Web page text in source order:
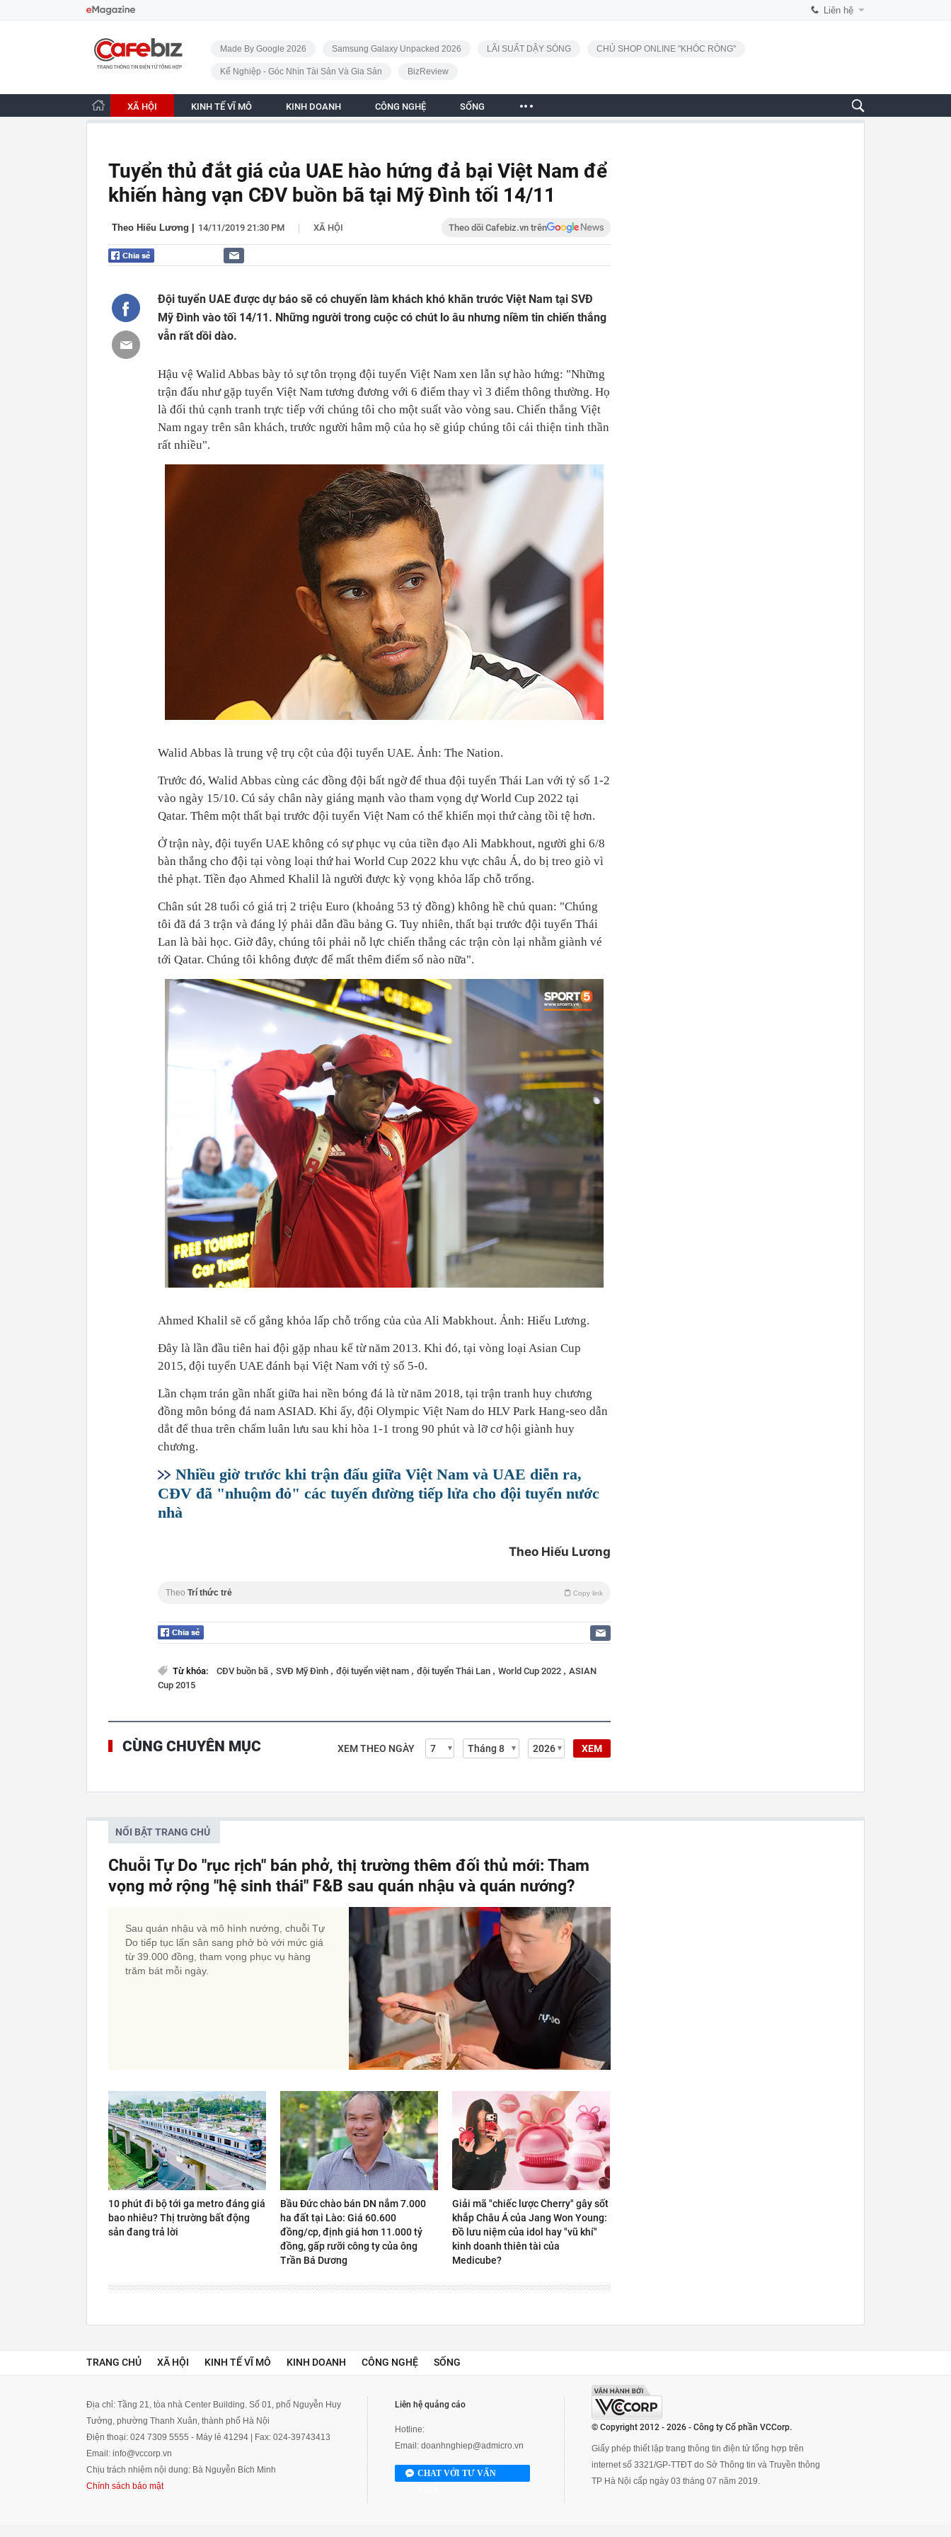
Liên hệ
CafeBiz - Trang chủ
Made By Google 2026 Samsung Galaxy Unpacked 2026 LÃI SUẤT DẬY SÓNG CHỦ SHOP ONLINE "KHÓC RÒNG"
Kế Nghiệp - Góc Nhìn Tài Sản Và Gia Sản BizReview
XÃ HỘI KINH TẾ VĨ MÔ KINH DOANH CÔNG NGHỆ SỐNG
Tuyển thủ đắt giá của UAE hào hứng đả bại Việt Nam để
khiến hàng vạn CĐV buồn bã tại Mỹ Đình tối 14/11
Theo Hiếu Lương 14/11/2019 21:30 PM | XÃ HỘI Theo dõi Cafebiz.vn trên
Đội tuyển UAE được dự báo sẽ có chuyến làm khách khó khăn trước Việt Nam tại SVĐ
Mỹ Đình vào tối 14/11. Những người trong cuộc có chút lo âu nhưng niềm tin chiến thắng
vẫn rất dồi dào.
Hậu vệ Walid Abbas bày tỏ sự tôn trọng đội tuyển Việt Nam xen lẫn sự hào hứng: "Những
trận đấu như gặp tuyển Việt Nam tương đương với 6 điểm thay vì 3 điểm thông thường. Họ
là đối thủ cạnh tranh trực tiếp với chúng tôi cho một suất vào vòng sau. Chiến thắng Việt
Nam ngay trên sân khách, trước người hâm mộ của họ sẽ giúp chúng tôi cải thiện tinh thần
rất nhiều".
Walid Abbas là trung vệ trụ cột của đội tuyển UAE. Ảnh: The Nation.
Trước đó, Walid Abbas cùng các đồng đội bất ngờ để thua đội tuyển Thái Lan với tỷ số 1-2
vào ngày 15/10. Cú sảy chân này giáng mạnh vào tham vọng dự World Cup 2022 tại
Qatar. Thêm một thất bại trước đội tuyển Việt Nam có thể khiến mọi thứ càng tồi tệ hơn.
Ở trận này, đội tuyển UAE không có sự phục vụ của tiền đạo Ali Mabkhout, người ghi 6/8
bàn thắng cho đội tại vòng loại thứ hai World Cup 2022 khu vực châu Á, do bị treo giò vì
thẻ phạt. Tiền đạo Ahmed Khalil là người được kỳ vọng khỏa lấp chỗ trống.
Chân sút 28 tuổi có giá trị 2 triệu Euro (khoảng 53 tỷ đồng) không hề chủ quan: "Chúng
tôi đã đá 3 trận và đáng lý phải dẫn đầu bảng G. Tuy nhiên, thất bại trước đội tuyển Thái
Lan là bài học. Giờ đây, chúng tôi phải nỗ lực chiến thắng các trận còn lại nhằm giành vé
tới Qatar. Chúng tôi không được để mất thêm điểm số nào nữa".
Ahmed Khalil sẽ cố gắng khỏa lấp chỗ trống của của Ali Mabkhout. Ảnh: Hiếu Lương.
Đây là lần đầu tiên hai đội gặp nhau kể từ năm 2013. Khi đó, tại vòng loại Asian Cup
2015, đội tuyển UAE đánh bại Việt Nam với tỷ số 5-0.
Lần chạm trán gần nhất giữa hai nền bóng đá là từ năm 2018, tại trận tranh huy chương
đồng môn bóng đá nam ASIAD. Khi ấy, đội Olympic Việt Nam do HLV Park Hang-seo dẫn
dắt để thua trên chấm luân lưu sau khi hòa 1-1 trong 90 phút và lỡ cơ hội giành huy
chương.
Nhiều giờ trước khi trận đấu giữa Việt Nam và UAE diễn ra,
CĐV đã "nhuộm đỏ" các tuyến đường tiếp lửa cho đội tuyển nước
nhà
Theo Hiếu Lương
Theo Trí thức trẻ Copy link
Từ khóa: CĐV buồn bã , SVĐ Mỹ Đình , đội tuyển việt nam , đội tuyển Thái Lan , World Cup 2022 , ASIAN
Cup 2015
CÙNG CHUYÊN MỤC XEM THEO NGÀY XEM
NỔI BẬT TRANG CHỦ
Chuỗi Tự Do "rục rịch" bán phở, thị trường thêm đối thủ mới: Tham
vọng mở rộng "hệ sinh thái" F&B sau quán nhậu và quán nướng?
Sau quán nhậu và mô hình nướng, chuỗi Tự
Do tiếp tục lấn sân sang phở bò với mức giá
từ 39.000 đồng, tham vọng phục vụ hàng
trăm bát mỗi ngày.
10 phút đi bộ tới ga metro đáng giá
bao nhiêu? Thị trường bất động
sản đang trả lời
Bầu Đức chào bán DN nắm 7.000
ha đất tại Lào: Giá 60.600
đồng/cp, định giá hơn 11.000 tỷ
đồng, gấp rưỡi công ty của ông
Trần Bá Dương
Giải mã "chiếc lược Cherry" gây sốt
khắp Châu Á của Jang Won Young:
Đồ lưu niệm của idol hay "vũ khí"
kinh doanh thiên tài của
Medicube?
TRANG CHỦ XÃ HỘI KINH TẾ VĨ MÔ KINH DOANH CÔNG NGHỆ SỐNG
Địa chỉ: Tầng 21, tòa nhà Center Building. Số 01, phố Nguyễn Huy
Tưởng, phường Thanh Xuân, thành phố Hà Nội
Điện thoại: 024 7309 5555 - Máy lẻ 41294 | Fax: 024-39743413
Email: info@vccorp.vn
Chịu trách nhiệm nội dung: Bà Nguyễn Bích Minh
Chính sách bảo mật
Liên hệ quảng cáo
Hotline:
Email: doanhnghiep@admicro.vn
CHAT VỚI TƯ VẤN
© Copyright 2012 - 2026 - Công ty Cổ phần VCCorp.
Giấy phép thiết lập trang thông tin điện tử tổng hợp trên
internet số 3321/GP-TTĐT do Sở Thông tin và Truyền thông
TP Hà Nội cấp ngày 03 tháng 07 năm 2019.